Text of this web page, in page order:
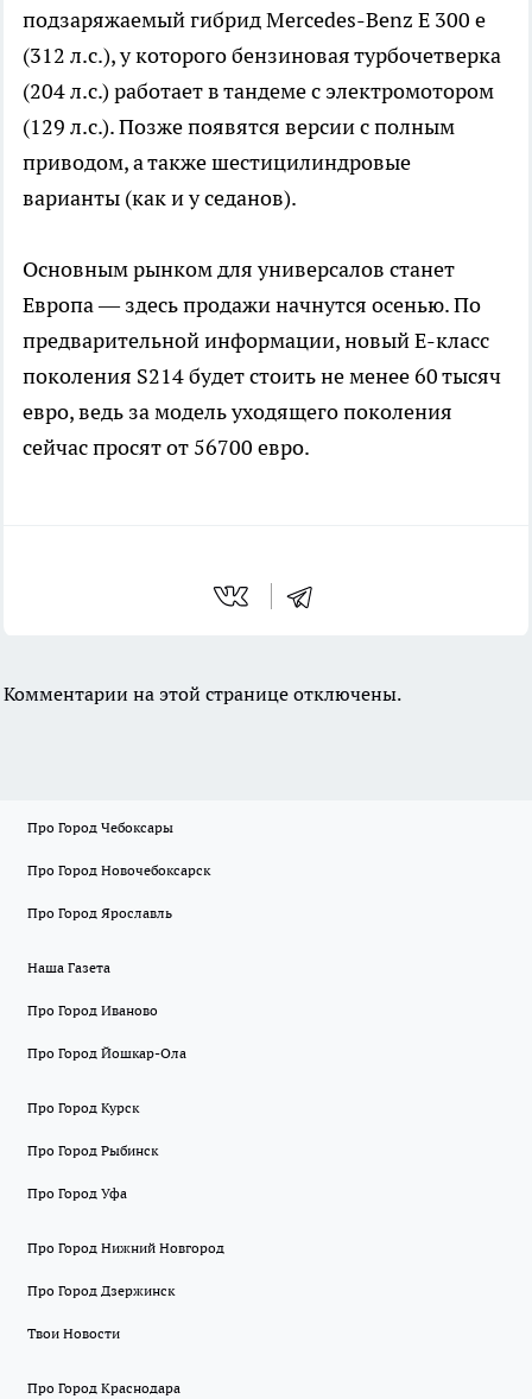
подзаряжаемый гибрид Mercedes-Benz E 300 e
(312 л.с.), у которого бензиновая турбочетверка
(204 л.с.) работает в тандеме с электромотором
(129 л.с.). Позже появятся версии с полным
приводом, а также шестицилиндровые
варианты (как и у седанов).
Основным рынком для универсалов станет
Европа — здесь продажи начнутся осенью. По
предварительной информации, новый E-класс
поколения S214 будет стоить не менее 60 тысяч
евро, ведь за модель уходящего поколения
сейчас просят от 56700 евро.
Комментарии на этой странице отключены.
Про Город Чебоксары
Про Город Новочебоксарск
Про Город Ярославль
Наша Газета
Про Город Иваново
Про Город Йошкар-Ола
Про Город Курск
Про Город Рыбинск
Про Город Уфа
Про Город Нижний Новгород
Про Город Дзержинск
Твои Новости
Про Город Краснодара